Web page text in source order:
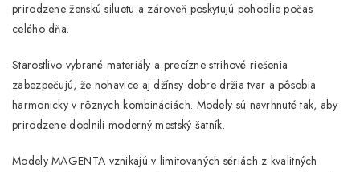
prirodzene ženskú siluetu a zároveň poskytujú pohodlie počas
celého dňa.
Starostlivo vybrané materiály a precízne strihové riešenia
zabezpečujú, že nohavice aj džínsy dobre držia tvar a pôsobia
harmonicky v rôznych kombináciách. Modely sú navrhnuté tak, aby
prirodzene doplnili moderný mestský šatník.
ModelyMAGENTA vznikajú v limitovaných sériách z kvalitných